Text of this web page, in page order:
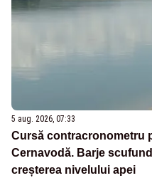
5 aug. 2026, 07:33
Cursă contracronometru
Cernavodă. Barje
creșterea nivelului apei